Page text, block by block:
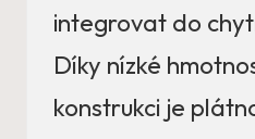
integrovat do
Díky nízké
konstrukci je